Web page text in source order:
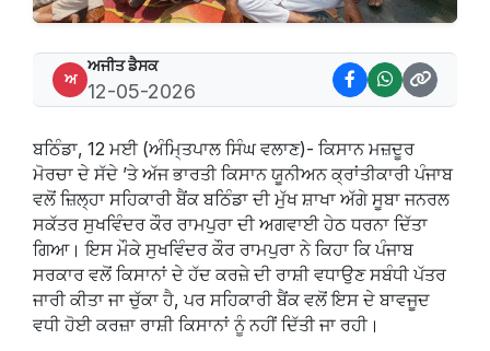
ਅ
ਅਜੀਤ ਡੈਸਕ
12-05-2026
ਬਠਿੰਡਾ, 12 ਮਈ (ਅੰਮਿ੍ਤਪਾਲ ਸਿੰਘ ਵਲਾਣ)- ਕਿਸਾਨ ਮਜ਼ਦੂਰ
ਮੋਰਚਾ ਦੇ ਸੱਦੇ ’ਤੇ ਅੱਜ ਭਾਰਤੀ ਕਿਸਾਨ ਯੂਨੀਅਨ ਕ੍ਰਾਂਤੀਕਾਰੀ ਪੰਜਾਬ
ਵਲੋਂ ਜ਼ਿਲ੍ਹਾ ਸਹਿਕਾਰੀ ਬੈਂਕ ਬਠਿੰਡਾ ਦੀ ਮੁੱਖ ਸ਼ਾਖਾ ਅੱਗੇ ਸੂਬਾ ਜਨਰਲ
ਸਕੱਤਰ ਸੁਖਵਿੰਦਰ ਕੌਰ ਰਾਮਪੁਰਾ ਦੀ ਅਗਵਾਈ ਹੇਠ ਧਰਨਾ ਦਿੱਤਾ
ਗਿਆ। ਇਸ ਮੌਕੇ ਸੁਖਵਿੰਦਰ ਕੌਰ ਰਾਮਪੁਰਾ ਨੇ ਕਿਹਾ ਕਿ ਪੰਜਾਬ
ਸਰਕਾਰ ਵਲੋਂ ਕਿਸਾਨਾਂ ਦੇ ਹੱਦ ਕਰਜ਼ੇ ਦੀ ਰਾਸ਼ੀ ਵਧਾਉਣ ਸਬੰਧੀ ਪੱਤਰ
ਜਾਰੀ ਕੀਤਾ ਜਾ ਚੁੱਕਾ ਹੈ, ਪਰ ਸਹਿਕਾਰੀ ਬੈਂਕ ਵਲੋਂ ਇਸ ਦੇ ਬਾਵਜੂਦ
ਵਧੀ ਹੋਈ ਕਰਜ਼ਾ ਰਾਸ਼ੀ ਕਿਸਾਨਾਂ ਨੂੰ ਨਹੀਂ ਦਿੱਤੀ ਜਾ ਰਹੀ।